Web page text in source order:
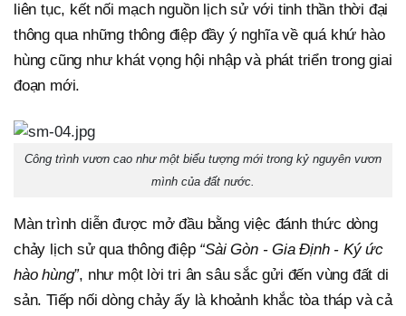
liên tục, kết nối mạch nguồn lịch sử với tinh thần thời đại
thông qua những thông điệp đầy ý nghĩa về quá khứ hào
hùng cũng như khát vọng hội nhập và phát triển trong giai
đoạn mới.
Công trình vươn cao như một biểu tượng mới trong kỷ nguyên vươn
mình của đất nước.
Màn trình diễn được mở đầu bằng việc đánh thức dòng
chảy lịch sử qua thông điệp“Sài Gòn - Gia Định - Ký ức
hào hùng”, như một lời tri ân sâu sắc gửi đến vùng đất di
sản. Tiếp nối dòng chảy ấy là khoảnh khắc tòa tháp và cả